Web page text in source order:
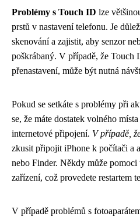
Problémy s Touch ID lze
prstů v nastavení telefonu. Je
skenování a zajistit, aby senzor
poškrábaný. V případě, že Touch
přenastavení, může být nutná
Pokud se setkáte s problémy při
se, že máte dostatek volného
internetové připojení. V případě,
zkusit připojit iPhone k počítači a
nebo Finder. Někdy může pomoci
zařízení, což provedete restartem
V případě problémů s